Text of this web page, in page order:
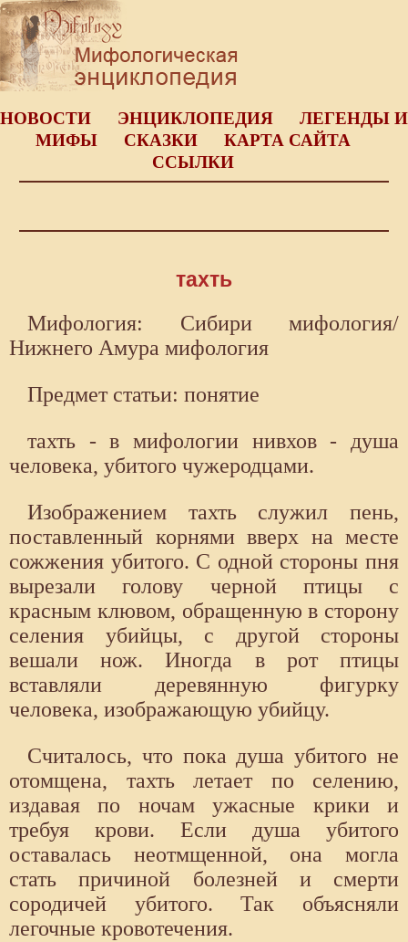
НОВОСТИ ЭНЦИКЛОПЕДИЯ
ЛЕГЕНДЫ И
МИФЫ
СКАЗКИ
КАРТА САЙТА
ССЫЛКИ
тахть
Мифология: Сибири мифология/
Нижнего Амура мифология
Предмет статьи: понятие
тахть - в мифологии нивхов - душа
человека, убитого чужеродцами.
Изображением тахть служил пень,
поставленный корнями вверх на месте
сожжения убитого. С одной стороны пня
вырезали голову черной птицы с
красным клювом, обращенную в сторону
селения убийцы, с другой стороны
вешали нож. Иногда в рот птицы
вставляли деревянную фигурку
человека, изображающую убийцу.
Считалось, что пока душа убитого не
отомщена, тахть летает по селению,
издавая по ночам ужасные крики и
требуя крови. Если душа убитого
оставалась неотмщенной, она могла
стать причиной болезней и смерти
сородичей убитого. Так объясняли
легочные кровотечения.